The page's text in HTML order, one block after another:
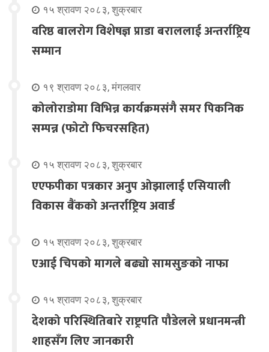
१५ श्रावण २०८३, शुक्रबार
वरिष्ठ बालरोग विशेषज्ञ प्राडा बराललाई अन्तर्राष्ट्रिय
सम्मान
१९ श्रावण २०८३, मंगलवार
कोलोराडोमा विभिन्न कार्यक्रमसंगै समर पिकनिक
सम्पन्न (फोटो फिचरसहित)
१५ श्रावण २०८३, शुक्रबार
एएफपीका पत्रकार अनुप ओझालाई एसियाली
विकास बैंकको अन्तर्राष्ट्रिय अवार्ड
१५ श्रावण २०८३, शुक्रबार
एआई चिपको मागले बढ्यो सामसुङको नाफा
१५ श्रावण २०८३, शुक्रबार
देशको परिस्थितिबारे राष्ट्रपति पौडेलले प्रधानमन्त्री
शाहसँग लिए जानकारी